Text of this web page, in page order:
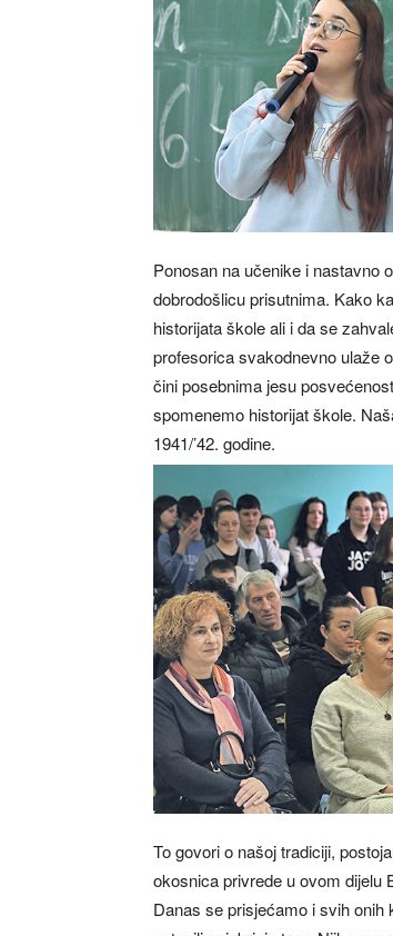
Ponosan na učenike i nastavno
dobrodošlicu prisutnima. Kako
historijata škole ali i da se
profesorica svakodnevno ulaže
čini posebnima jesu
spomenemo historijat škole.
1941/’42. godine.
To govori o našoj tradiciji,
okosnica privrede u ovom dijelu
Danas se prisjećamo i svih onih